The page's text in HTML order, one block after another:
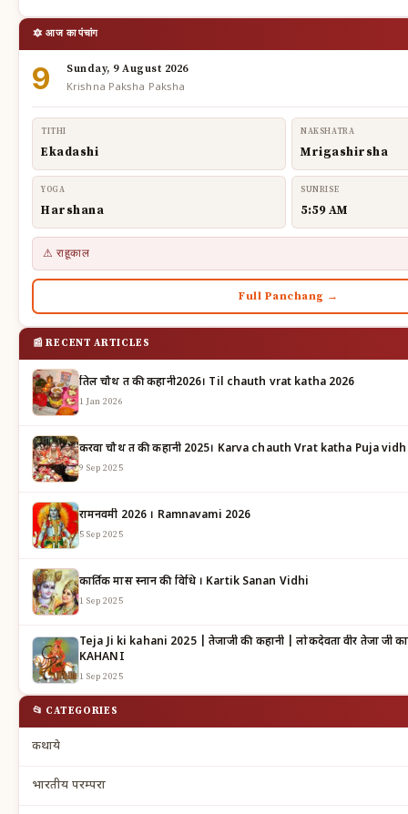
🔯 आज का पंचांग
9 Sunday, 9 August 2026
Krishna Paksha Paksha
TITHI
Ekadashi
NAKSHATRA
Mrigashirsha
YOGA
Harshana
SUNRISE
5:59 AM
⚠ राहूकाल
Full Panchang →
📰 RECENT ARTICLES
तिल चौथ व्रत की कहानी2026। Til chauth vrat katha 2026
1 Jan 2026
करवा चौथ व्रत की कहानी 2025। Karva chauth Vrat katha Puja
9 Sep 2025
रामनवमी 2026 । Ramnavami 2026
5 Sep 2025
कार्तिक मास स्नान की विधि । Kartik Sanan Vidhi
1 Sep 2025
Teja Ji ki kahani 2025 | तेजाजी की कहानी | लोकदेवता वीर तेजा जी का महात्म्य | TEJAJI KI
KAHANI
1 Sep 2025
📂 CATEGORIES
कथाये
भारतीय परम्परा